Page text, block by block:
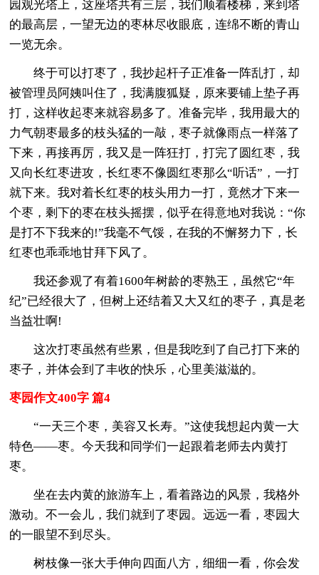
园观光塔上，这座塔共有三层，我们顺着楼梯，来到塔
的最高层，一望无边的枣林尽收眼底，连绵不断的青山
一览无余。
终于可以打枣了，我抄起杆子正准备一阵乱打，却
被管理员阿姨叫住了，我满腹狐疑，原来要铺上垫子再
打，这样收起枣来就容易多了。准备完毕，我用最大的
力气朝枣最多的枝头猛的一敲，枣子就像雨点一样落了
下来，再接再厉，我又是一阵狂打，打完了圆红枣，我
又向长红枣进攻，长红枣不像圆红枣那么“听话”，一打
就下来。我对着长红枣的枝头用力一打，竟然才下来一
个枣，剩下的枣在枝头摇摆，似乎在得意地对我说：“你
是打不下我来的!”我毫不气馁，在我的不懈努力下，长
红枣也乖乖地甘拜下风了。
我还参观了有着1600年树龄的枣熟王，虽然它“年
纪”已经很大了，但树上还结着又大又红的枣子，真是老
当益壮啊!
这次打枣虽然有些累，但是我吃到了自己打下来的
枣子，并体会到了丰收的快乐，心里美滋滋的。
枣园作文400字 篇4
“一天三个枣，美容又长寿。”这使我想起内黄一大
特色――枣。今天我和同学们一起跟着老师去内黄打
枣。
坐在去内黄的旅游车上，看着路边的风景，我格外
激动。不一会儿，我们就到了枣园。远远一看，枣园大
的一眼望不到尽头。
树枝像一张大手伸向四面八方，细细一看，你会发